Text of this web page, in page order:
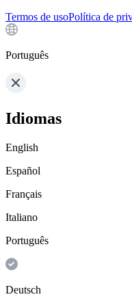
Termos de usoPolítica de
Português
Idiomas
English
Español
Français
Italiano
Português
Deutsch